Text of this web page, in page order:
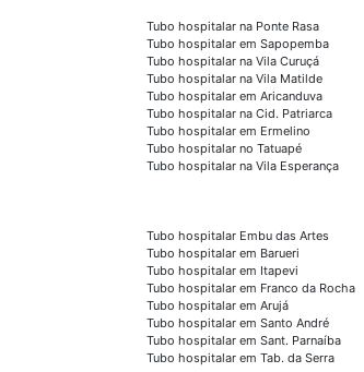
Tubo hospitalar na Ponte Rasa
Tubo hospitalar em Sapopemba
Tubo hospitalar na Vila Curuçá
Tubo hospitalar na Vila Matilde
Tubo hospitalar em Aricanduva
Tubo hospitalar na Cid. Patriarca
Tubo hospitalar em Ermelino
Tubo hospitalar no Tatuapé
Tubo hospitalar na Vila Esperança
Tubo hospitalar Embu das Artes
Tubo hospitalar em Barueri
Tubo hospitalar em Itapevi
Tubo hospitalar em Franco da Rocha
Tubo hospitalar em Arujá
Tubo hospitalar em Santo André
Tubo hospitalar em Sant. Parnaíba
Tubo hospitalar em Tab. da Serra